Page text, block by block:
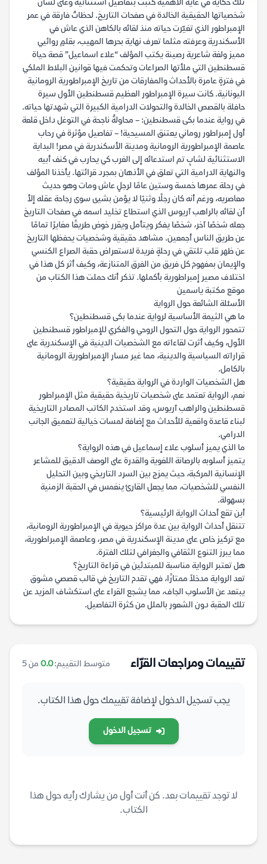
تلك حكاية في غاية الأهمية كُتبت بتفاصيل استثنائية وعلى لسان
شخصياتها الحقيقية الخالدة في صفحات التاريخ. لحظاتُ فارقة في عمر
الإمبراطور الذي تغيّرت حياته منذ لقائه بالكاهن الذي عاش في
الأسكندرية وعرفته مثلما تعرف نهاية بحرها المهيب، بقلمٍ روائيي
مميز ولغة شاعرية رصينة يكتب المؤلف “علاء اسماعيل” قصة حياة
قسطنطين التي ملأتها الصراعات وتحكمت فيها قوانين البلاط الملكي
في فترةٍ عامرة بالأحداث والمفارقات من تاريخ الإمبراطورية الرومانية
اليونانية. كانت سيرة الإمبراطور العظيم قسطنطين الأول سيرة
حافلة بالقصص الخالدة والتحولات الدرامية الكبيرة التي شهدتها حياته.
في رواية عندما بكى قسطنطين: – محاولةُ ناجحة في التوغل داخل قلعة
أول إمبراطور روماني يعتنق المسيحية! – تفاصيل مؤثرة في رحاب
عاصمة الإمبراطورية الرومانية ومدينة الأسكندرية في مصر! البداية
الاستثنائية لشابٍ تم استدعائه إلى الغرب كي يحارب في كنف أبيه
والنهاية الدرامية التي تعلق في الأذهان بمجرد قرائتها. يأخذنا المؤلف
في رحلة عمرها خمسة وستين عامًا لرجلٍ عاش ومات وهو حديث
معاصريه، ورغم أنه كان رجلًا وثنيًا لا يؤمن بشيئ سوى رجاحة عقله إلأ
أن لقائه بالراهب آريوس الذي استطاع تخليد اسمه في صفحات التاريخ
جعله شخصًا آخر، شخصًا يفكر ويتأمل ويقرر خوض طريقًا مغايرًا تمامًا
عن طريق الناس أجمعين. مشاهد حقيقية وشخصيات يحفظها التاريخ
عن ظهر قلب تلتقي في رحلةٍ فريدة لاستعراض حقبة الصراع الكنسي
والإيمان بمفهوم كل فريق من الفرق المتنازعة، وكيف أثر كل هذا في
اختلاف مصير إمبراطورية بأكملها. تذكر أنك حملت هذا الكتاب من
موقع مكتبة ياسمين
الأسئلة الشائعة حول الرواية
ما هي الثيمة الأساسية لرواية عندما بكى قسطنطين؟
تتمحور الرواية حول التحول الروحي والفكري للإمبراطور قسطنطين
الأول، وكيف أثرت لقاءاته مع الشخصيات الدينية في الإسكندرية على
قراراته السياسية والدينية، مما غير مسار الإمبراطورية الرومانية
بالكامل.
هل الشخصيات الواردة في الرواية حقيقية؟
نعم، الرواية تعتمد على شخصيات تاريخية حقيقية مثل الإمبراطور
قسطنطين والراهب آريوس، وقد استخدم الكاتب المصادر التاريخية
لبناء قاعدة واقعية للأحداث مع إضافة لمسات خيالية لتعميق الجانب
الدرامي.
ما الذي يميز أسلوب علاء إسماعيل في هذه الرواية؟
يتميز أسلوبه بالرصانة اللغوية والقدرة على الوصف الدقيق للمشاعر
الإنسانية المركبة، حيث يمزج بين السرد التاريخي وبين التحليل
النفسي للشخصيات، مما يجعل القارئ ينغمس في الحقبة الزمنية
بسهولة.
أين تقع أحداث الرواية الرئيسية؟
تتنقل أحداث الرواية بين عدة مراكز حيوية في الإمبراطورية الرومانية،
مع تركيز خاص على مدينة الإسكندرية في مصر، وعاصمة الإمبراطورية،
مما يبرز التنوع الثقافي والجغرافي لتلك الفترة.
هل تعتبر الرواية مناسبة للمبتدئين في قراءة التاريخ؟
تعد الرواية مدخلاً ممتازًا، فهي تقدم التاريخ في قالب قصصي مشوق
يبتعد عن الأسلوب الجاف، مما يشجع القراء على استكشاف المزيد عن
تلك الحقبة دون الشعور بالملل من كثرة التفاصيل.
تقييمات ومراجعات القرّاء متوسط التقييم:0.0 من 5
يجب تسجيل الدخول لإضافة تقييمك حول هذا الكتاب.
تسجيل الدخول
لا توجد تقييمات بعد. كن أنت أول من يشارك رأيه حول هذا
الكتاب.